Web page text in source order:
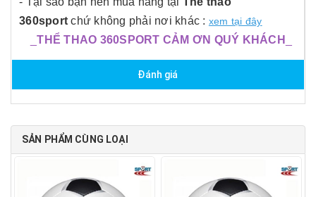
360sport chứ không phải nơi khác : xem tại đây
_THỂ THAO 360SPORT CẢM ƠN QUÝ KHÁCH
Đánh giá
SẢN PHẨM CÙNG LOẠI